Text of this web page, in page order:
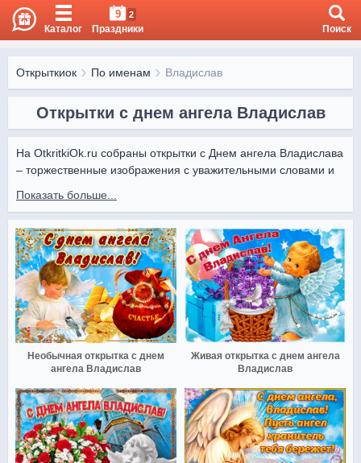
Каталог
9 2
Праздники Поиск
Открыткиок По именам Владислав
Открытки с днем ангела Владислав
На OtkritkiOk.ru собраны открытки с Днем ангела Владислава
– торжественные изображения с уважительными словами и
вы найдете лучшие открытки для поздравлений в его
именины.
Показать больше...
Необычная открытка с днем
ангела Владислав
Живая открытка с днем ангела
Владислав